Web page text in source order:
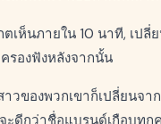
ตเห็นภายใน 10 นาที, เป
รองฟังหลังจากนั้น
าวของพวกเขาก็เปลี่ยนจ
ดีกว่าชื่อแบรนด์เกือบทุก